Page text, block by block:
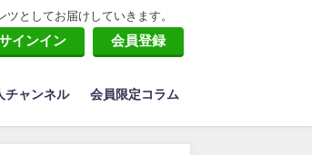
としてお届けしていきます。
インイン 会員登録
チャンネル 会員限定コラム